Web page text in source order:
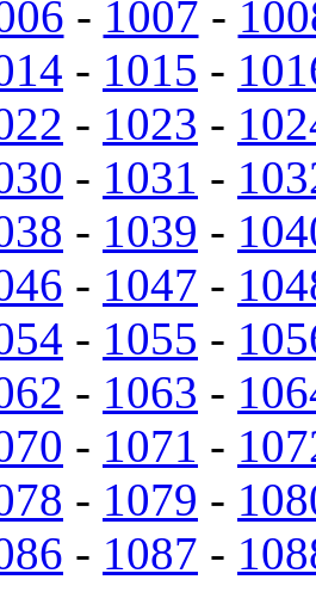
- 1007 -
- 1015 -
- 1023 -
- 1031 -
- 1039 -
- 1047 -
- 1055 -
- 1063 -
- 1071 -
- 1079 -
- 1087 -